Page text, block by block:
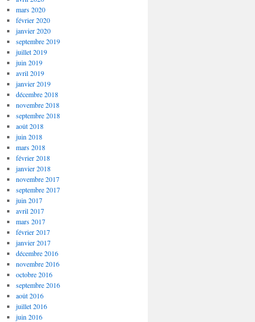
mars 2020
février 2020
janvier 2020
septembre 2019
juillet 2019
juin 2019
avril 2019
janvier 2019
décembre 2018
novembre 2018
septembre 2018
août 2018
juin 2018
mars 2018
février 2018
janvier 2018
novembre 2017
septembre 2017
juin 2017
avril 2017
mars 2017
février 2017
janvier 2017
décembre 2016
novembre 2016
octobre 2016
septembre 2016
août 2016
juillet 2016
juin 2016